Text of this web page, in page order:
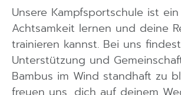
Unsere Kampfsportschule ist
Achtsamkeit lernen und deine
trainieren kannst. Bei uns
Unterstützung und
Bambus im Wind standhaft zu